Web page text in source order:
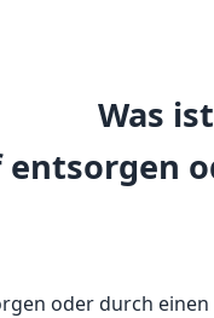
Was
oder durch einen